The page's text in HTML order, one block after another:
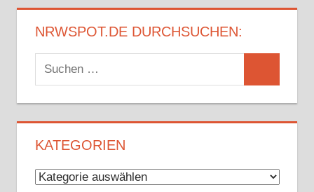
NRWSPOT.DE DURCHSUCHEN:
Suchen
nach:
KATEGORIEN
Kategorien